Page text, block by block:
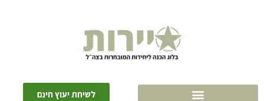
לשיחת יעוץ חינם